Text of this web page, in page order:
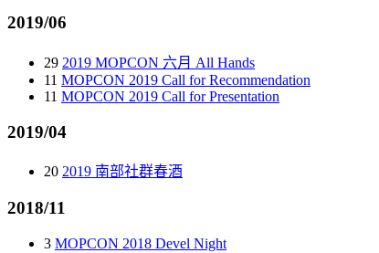
2019/06
29 2019 MOPCON 六月 All Hands
11 MOPCON 2019 Call for Recommendation
11 MOPCON 2019 Call for Presentation
2019/04
20 2019 南部社群春酒
2018/11
3 MOPCON 2018 Devel Night